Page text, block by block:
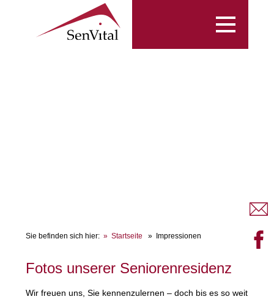
Toggle
Sie befinden sich hier: Startseite Impressionen
Fotos unserer Seniorenresidenz
Wir freuen uns, Sie kennenzulernen – doch bis es so weit